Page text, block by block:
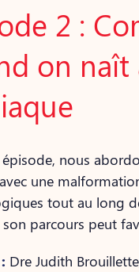
2 :
on
nous
une
tout au long
parcours peut
Dre Judith